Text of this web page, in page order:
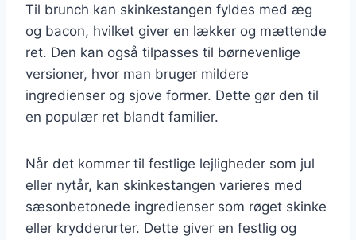
Til brunch kan skinkestangen fyldes med æg
og bacon, hvilket giver en lækker og mættende
ret. Den kan også tilpasses til børnevenlige
versioner, hvor man bruger mildere
ingredienser og sjove former. Dette gør den til
en populær ret blandt familier.
Når det kommer til festlige lejligheder som jul
eller nytår, kan skinkestangen varieres med
sæsonbetonede ingredienser som røget skinke
eller krydderurter. Dette giver en festlig og